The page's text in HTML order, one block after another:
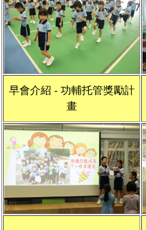
早會介紹 - 功輔托管獎勵計
畫